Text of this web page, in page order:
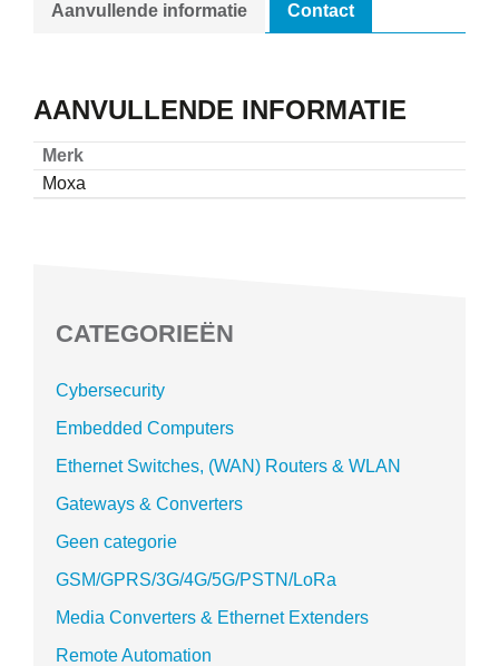
Aanvullende informatie Contact
AANVULLENDE INFORMATIE
Merk
Moxa
CATEGORIEËN
Cybersecurity
Embedded Computers
Ethernet Switches, (WAN) Routers & WLAN
Gateways & Converters
Geen categorie
GSM/GPRS/3G/4G/5G/PSTN/LoRa
Media Converters & Ethernet Extenders
Remote Automation